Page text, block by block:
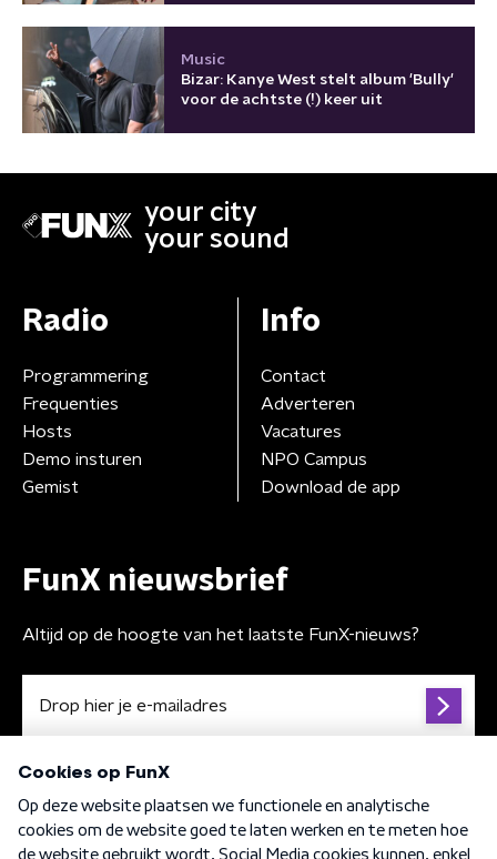
Music
Bizar: Kanye West stelt album 'Bully'
voor de achtste (!) keer uit
your city
your sound
Radio
Programmering
Frequenties
Hosts
Demo insturen
Gemist
Info
Contact
Adverteren
Vacatures
NPO Campus
Download de app
FunX nieuwsbrief
Altijd op de hoogte van het laatste FunX-nieuws?